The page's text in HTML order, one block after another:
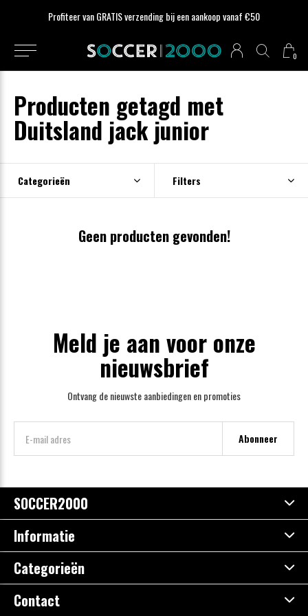
0
Profiteer van GRATIS verzending bij een aankoop vanaf €50
Producten getagd met
Duitsland jack junior
Categorieën Filters
Geen producten gevonden!
Meld je aan voor onze
nieuwsbrief
Ontvang de nieuwste aanbiedingen en promoties
Abonneer
SOCCER2000
Informatie
Categorieën
Contact